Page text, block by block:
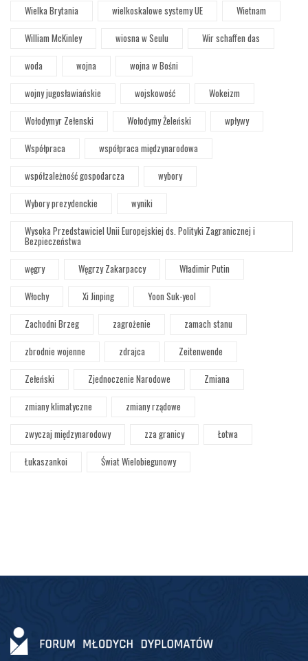
Wielka Brytania
wielkoskalowe systemy UE
Wietnam
William McKinley
wiosna w Seulu
Wir schaffen das
woda
wojna
wojna w Bośni
wojny jugosławiańskie
wojskowość
Wokeizm
Wołodymyr Zełenski
Wołodymy Żeleński
wpływy
Współpraca
współpraca międzynarodowa
współzależność gospodarcza
wybory
Wybory prezydenckie
wyniki
Wysoka Przedstawiciel Unii Europejskiej ds. Polityki Zagranicznej i
Bezpieczeństwa
węgry
Węgrzy Zakarpaccy
Władimir Putin
Włochy
Xi Jinping
Yoon Suk-yeol
Zachodni Brzeg
zagrożenie
zamach stanu
zbrodnie wojenne
zdrajca
Zeitenwende
Zełeński
Zjednoczenie Narodowe
Zmiana
zmiany klimatyczne
zmiany rządowe
zwyczaj międzynarodowy
zza granicy
Łotwa
Łukaszankoi
Świat Wielobiegunowy